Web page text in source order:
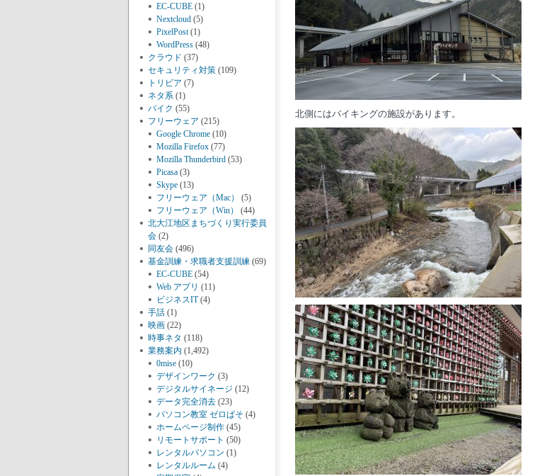
EC-CUBE (1)
Nextcloud (5)
PixelPost(1)
WordPress (48)
クラウド (37)
セキュリティ対策 (109)
トリビア (7)
ネタ系 (1)
バイク (55)
フリーウェア (215)
Google Chrome (10)
Mozilla Firefox (77)
Mozilla Thunderbird (53)
Picasa (3)
Skype (13)
フリーウェア（Mac）
(5)
フリーウェア（Win）
(44)
北大江地区まちづくり実行委員
会 (2)
同友会 (496)
基金訓練・求職者支援訓練 (69)
EC-CUBE (54)
Web アプリ (11)
ビジネスIT(4)
手話 (1)
映画 (22)
時事ネタ (118)
業務案内 (1,492)
0mise (10)
デザインワーク (3)
デジタルサイネージ (12)
データ完全消去 (23)
パソコン教室 ゼロぱそ (4)
ホームページ制作 (45)
リモートサポート (50)
レンタルパソコン (1)
レンタルルーム (4)
北側にはバイキングの施設があります。